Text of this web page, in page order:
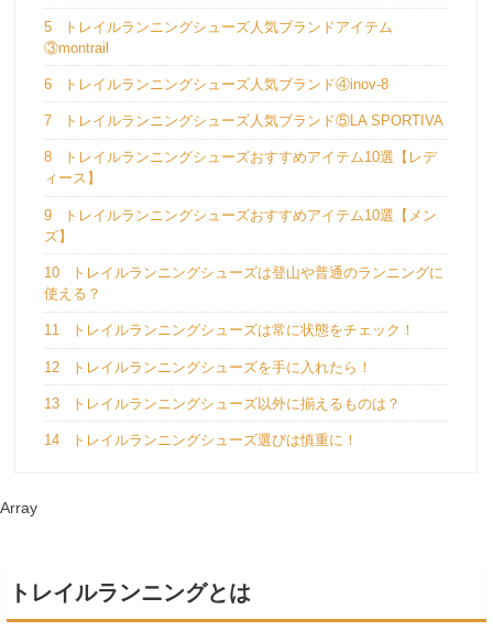
5
トレイルランニングシューズ人気ブランドアイテム
③montrail
6 トレイルランニングシューズ人気ブランド④inov-8
7 トレイルランニングシューズ人気ブランド⑤LA SPORTIVA
8
トレイルランニングシューズおすすめアイテム10選【レデ
ィース】
9
トレイルランニングシューズおすすめアイテム10選【メン
ズ】
10
トレイルランニングシューズは登山や普通のランニングに
使える？
11 トレイルランニングシューズは常に状態をチェック！
12 トレイルランニングシューズを手に入れたら！
13 トレイルランニングシューズ以外に揃えるものは？
14 トレイルランニングシューズ選びは慎重に！
Array
トレイルランニングとは